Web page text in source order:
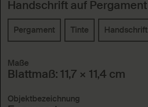
Handschrift auf Pergament
Pergament Tinte Handschrift
Maße
Blattmaß: 11,7 × 11,4 cm
Objektbezeichnung